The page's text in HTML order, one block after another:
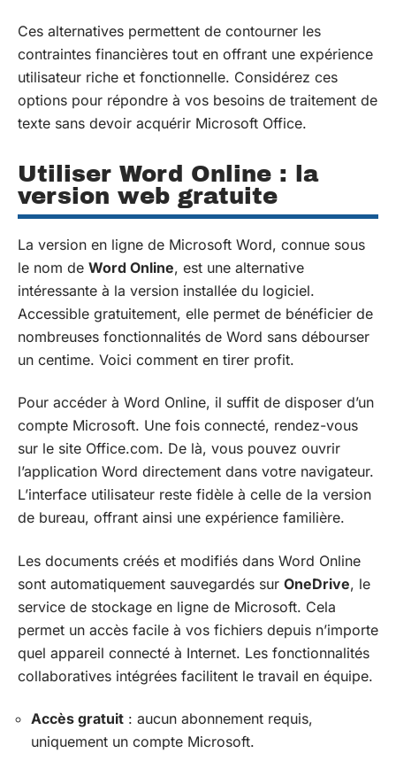
Ces alternatives permettent de contourner les
contraintes financières tout en offrant une expérience
utilisateur riche et fonctionnelle. Considérez ces
options pour répondre à vos besoins de traitement de
texte sans devoir acquérir Microsoft Office.
Utiliser Word Online : la
version web gratuite
La version en ligne de Microsoft Word, connue sous
le nom de Word Online, est une alternative
intéressante à la version installée du logiciel.
Accessible gratuitement, elle permet de bénéficier de
nombreuses fonctionnalités de Word sans débourser
un centime. Voici comment en tirer profit.
Pour accéder à Word Online, il suffit de disposer d’un
compte Microsoft. Une fois connecté, rendez-vous
sur le site Office.com. De là, vous pouvez ouvrir
l’application Word directement dans votre navigateur.
L’interface utilisateur reste fidèle à celle de la version
de bureau, offrant ainsi une expérience familière.
Les documents créés et modifiés dans Word Online
sont automatiquement sauvegardés sur OneDrive, le
service de stockage en ligne de Microsoft. Cela
permet un accès facile à vos fichiers depuis n’importe
quel appareil connecté à Internet. Les fonctionnalités
collaboratives intégrées facilitent le travail en équipe.
Accès gratuit : aucun abonnement requis,
uniquement un compte Microsoft.